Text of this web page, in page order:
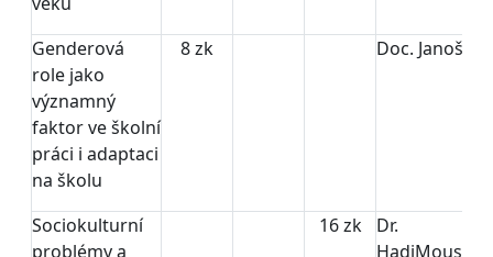
Genderová
role jako
významný
faktor ve školní
práci i adaptaci
na školu
8 zk Doc. Janošová
Sociokulturní
problémy a
16 zk
Dr.